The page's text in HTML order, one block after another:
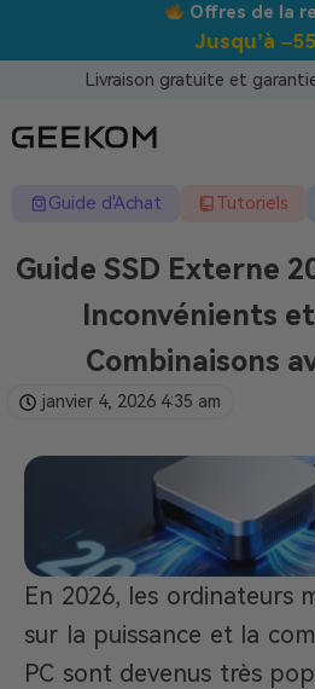
Meilleur
Livraison gratuite et
Guide d'Achat Tutoriels
Guide SSD Externe
Inconvénients
Combinaisons
janvier 4, 2026 4:35 am
En 2026, les ordinateurs
sur la puissance et la
PC sont devenus très